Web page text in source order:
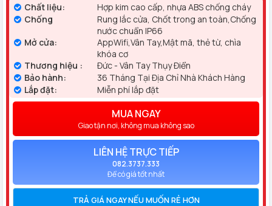
Chất liệu:
Hợp kim cao cấp, nhựa ABS chống cháy
Chống
Rung lắc cửa, Chốt trong an toàn,Chống
nước chuẩn IP66
Mở cửa:
AppWifi,Vân Tay,Mật mã, thẻ từ, chìa
khóa cơ
Thương hiệu :
Đức - Vân Tay Thụy Điển
Bảo hành:
36 Tháng Tại Địa Chỉ Nhà Khách Hàng
Lắp đặt:
Miễn phí lắp đặt
MUA NGAY
Giao tận nơi, không mua không sao
LIÊN HỆ TRỰC TIẾP
082.3737.333
Để có giá tốt nhất
TRẢ GIÁ NGAY NẾU MUỐN RẺ HƠN